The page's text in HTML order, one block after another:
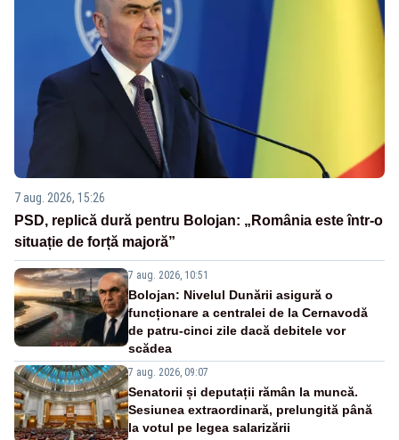
7 aug. 2026, 15:26
PSD, replică dură pentru Bolojan: „România este într-o
situație de forță majoră”
7 aug. 2026, 10:51
Bolojan: Nivelul Dunării asigură o
funcționare a centralei de la Cernavodă
de patru-cinci zile dacă debitele vor
scădea
7 aug. 2026, 09:07
Senatorii și deputații rămân la muncă.
Sesiunea extraordinară, prelungită până
la votul pe legea salarizării